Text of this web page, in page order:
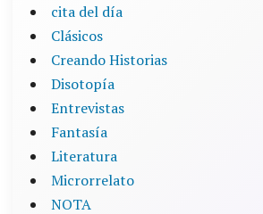
cita del día
Clásicos
Creando Historias
Disotopía
Entrevistas
Fantasía
Literatura
Microrrelato
NOTA